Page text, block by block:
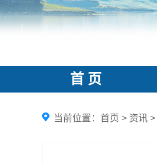
首 页
当前位置： 首页 > 资讯 >